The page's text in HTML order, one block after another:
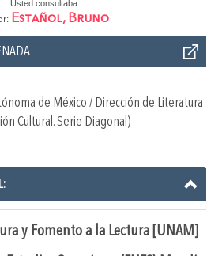
Usted consultaba:
Estañol, Bruno
de México / Dirección de Literatura
Cultural. Serie Diagonal)
y Fomento a la Lectura [UNAM]